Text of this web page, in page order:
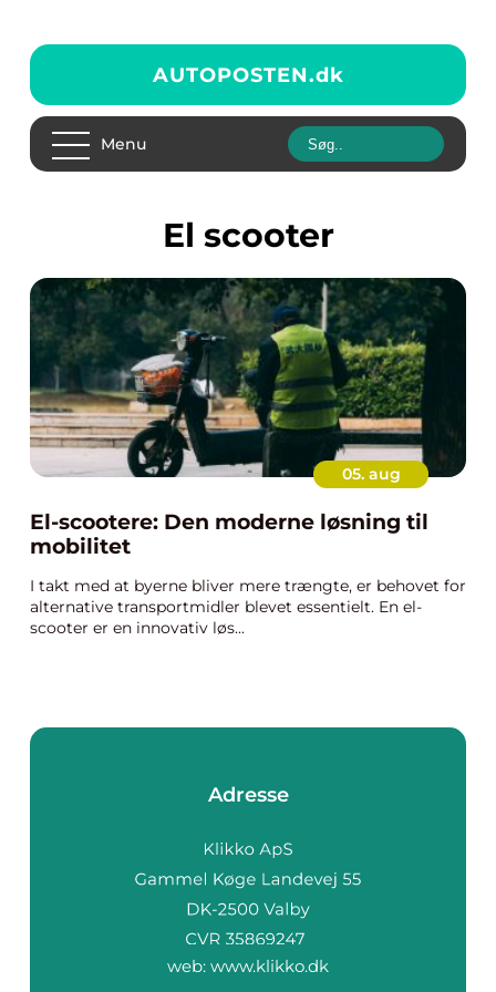
AUTOPOSTEN.dk
Menu
El scooter
05. aug
El-scootere: Den moderne løsning til
mobilitet
I takt med at byerne bliver mere trængte, er behovet for
alternative transportmidler blevet essentielt. En el-
scooter er en innovativ løs...
Adresse
web: www.klikko.dk